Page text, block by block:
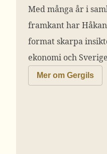
Med många år i
framkant har
format skarpa
ekonomi och
Mer om Gergils